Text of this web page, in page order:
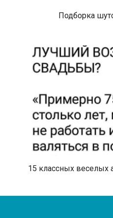
Подборка
15 классных веселых